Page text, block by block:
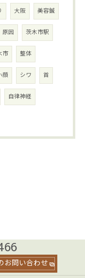
大阪 美容鍼
原因 茨木市駅
市 整体
顔 シワ 首
自律神経
お問い合わせ